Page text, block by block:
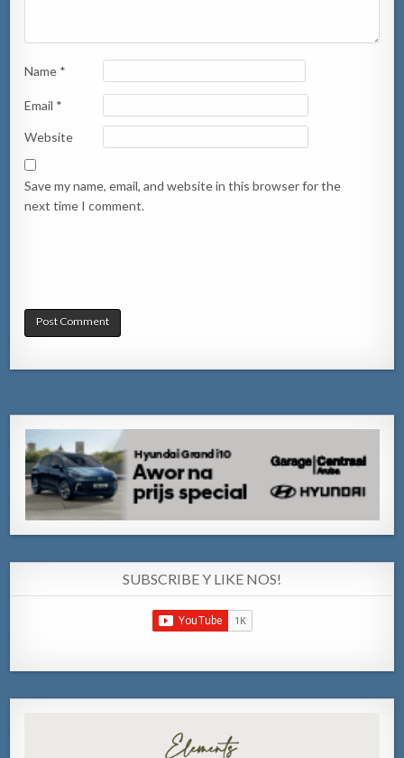
Name *
Email *
Website
Save my name, email, and website in this browser for the
next time I comment.
SUBSCRIBE Y LIKE NOS!